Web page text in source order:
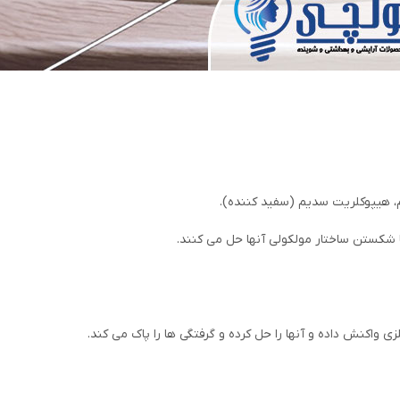
هیپوکلریت سدیم (سفید کننده).
شکستن ساختار مولکولی آنها حل می کنند.
واکنش داده و آنها را حل کرده و گرفتگی ها را پاک می کند.